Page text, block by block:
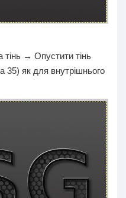
тінь → Опустити тінь
35) як для внутрішнього